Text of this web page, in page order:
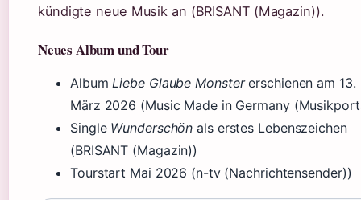
kündigte neue Musik an (BRISANT (Magazin)).
Neues Album und Tour
AlbumLiebe Glaube Monstererschienen am 13.
März 2026 (Music Made in Germany
Single Wunderschön als erstes Lebenszeichen
(BRISANT (Magazin))
Tourstart Mai 2026 (n-tv (Nachrichtensender))